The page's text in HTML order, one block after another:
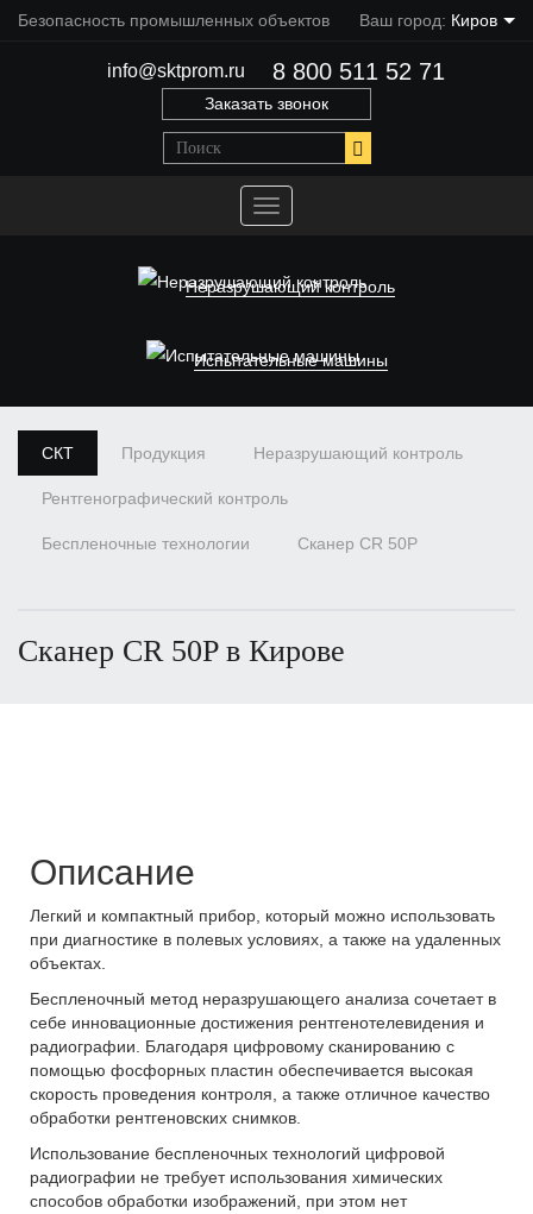
Безопасность промышленных объектов Ваш город: Киров
info@sktprom.ru 8 800 511 52 71
Заказать звонок
Переключить
навигацию
Неразрушающий контроль
Испытательные машины
СКТ Продукция Неразрушающий контроль
Рентгенографический контроль
Беспленочные технологии Сканер CR 50P
Сканер CR 50P в Кирове
Описание
Легкий и компактный прибор, который можно использовать
при диагностике в полевых условиях, а также на удаленных
объектах.
Беспленочный метод неразрушающего анализа сочетает в
себе инновационные достижения рентгенотелевидения и
радиографии. Благодаря цифровому сканированию с
помощью фосфорных пластин обеспечивается высокая
скорость проведения контроля, а также отличное качество
обработки рентгеновских снимков.
Использование беспленочных технологий цифровой
радиографии не требует использования химических
способов обработки изображений, при этом нет